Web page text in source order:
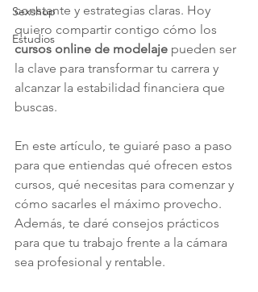
Sexshop
Estudios
constante y estrategias claras. Hoy
quiero compartir contigo cómo los
cursos online de modelaje pueden ser
la clave para transformar tu carrera y
alcanzar la estabilidad financiera que
buscas.
En este artículo, te guiaré paso a paso
para que entiendas qué ofrecen estos
cursos, qué necesitas para comenzar y
cómo sacarles el máximo provecho.
Además, te daré consejos prácticos
para que tu trabajo frente a la cámara
sea profesional y rentable.